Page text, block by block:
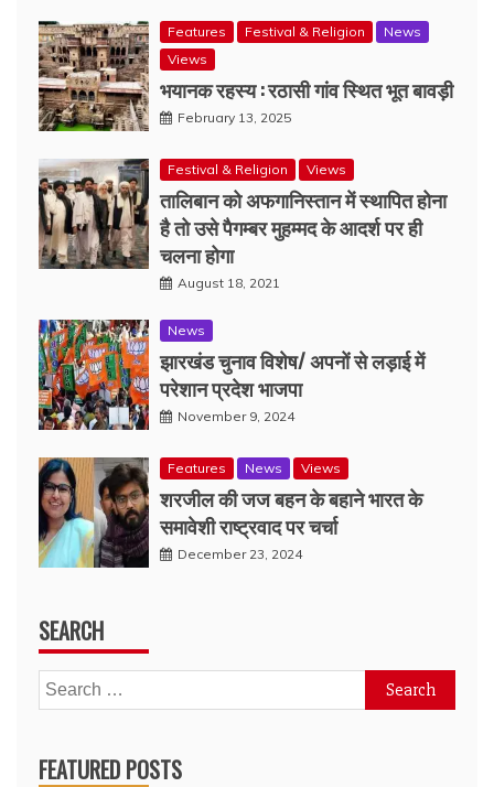
Features Festival & Religion
News
Views
भयानक रहस्य : रठासी गांव स्थित भूत बावड़ी
February 13, 2025
Festival & Religion Views
तालिबान को अफगानिस्तान में स्थापित होना
है तो उसे पैगम्बर मुहम्मद के आदर्श पर ही
चलना होगा
August 18, 2021
News
झारखंड चुनाव विशेष/ अपनों से लड़ाई में
परेशान प्रदेश भाजपा
November 9, 2024
Features News Views
शरजील की जज बहन के बहाने भारत के
समावेशी राष्ट्रवाद पर चर्चा
December 23, 2024
SEARCH
Search
for:
FEATURED POSTS